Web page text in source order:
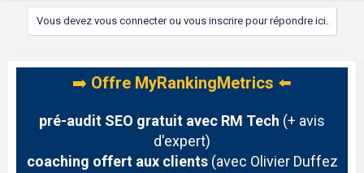
Vous devez vous connecter ou vous inscrire pour répondre ici.
➡️ Offre MyRankingMetrics ⬅️
pré-audit SEO gratuit avec RM Tech (+ avis
d'expert)
coaching offert aux clients(avec Olivier Duffez